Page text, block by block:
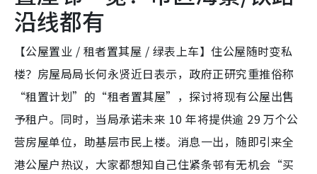
沿线都有
【公屋置业 / 租者置其屋 / 绿表上车】住公屋随时变私
楼？房屋局局长何永贤近日表示，政府正研究重推俗称
“租置计划”的“租者置其屋”，探讨将现有公屋出售
予租户。同时，当局承诺未来 10 年将提供逾 29 万个公
营房屋单位，助基层市民上楼。消息一出，随即引来全
港公屋户热议，大家都想知自己住紧条邨有无机会“买